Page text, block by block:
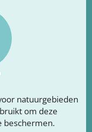
natuurgebieden
om deze
beschermen.